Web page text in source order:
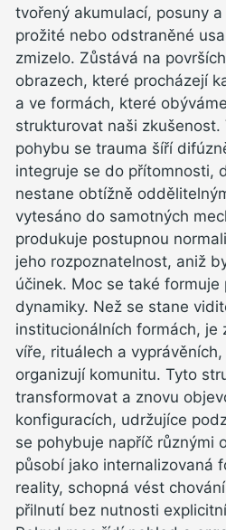
tvořený akumulací, posuny
prožité nebo odstraněné
zmizelo. Zůstává na
obrazech, které procházejí
a ve formách, které
strukturovat naši
pohybu se trauma šíří
integruje se do přítomnosti,
nestane obtížně
vytesáno do samotných
produkuje postupnou
jeho rozpoznatelnost, aniž
účinek. Moc se také
dynamiky. Než se stane
institucionálních formách, je
víře, rituálech a
organizují komunitu. Tyto
transformovat a znovu
konfiguracích, udržujíce
se pohybuje napříč různými
působí jako internalizovaná
reality, schopná vést
přilnutí bez nutnosti